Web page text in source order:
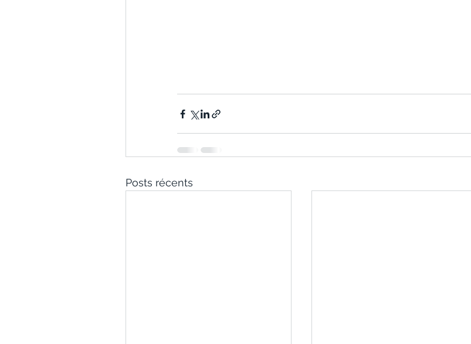
Posts récents